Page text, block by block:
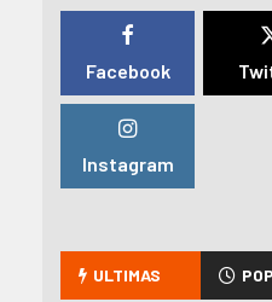
Facebook
Instagram
ULTIMAS